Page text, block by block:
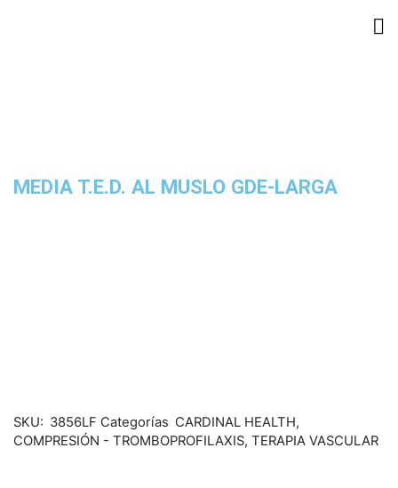
MEDIA T.E.D. AL MUSLO GDE-LARGA
SKU: 3856LF Categorías CARDINAL HEALTH,
COMPRESIÓN - TROMBOPROFILAXIS, TERAPIA VASCULAR